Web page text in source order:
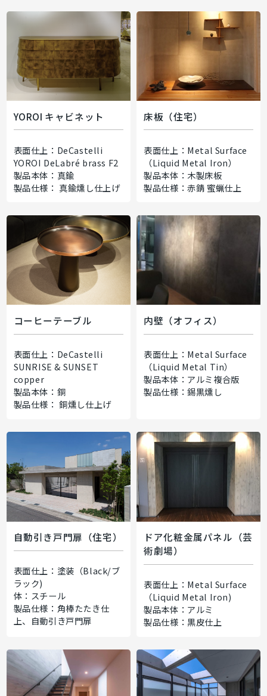
YOROI キャビネット
表面仕上：DeCastelli
YOROI DeLabré brass F2
製品本体：真鍮
製品仕様： 真鍮燻し仕上げ
床板（住宅）
表面仕上：Metal Surface
（Liquid Metal Iron）
製品本体：木製床板
製品仕様：赤錆 蜜蝋仕上
コーヒーテーブル
表面仕上：DeCastelli
SUNRISE & SUNSET
copper
製品本体：銅
製品仕様： 銅燻し仕上げ
内壁（オフィス）
表面仕上：Metal Surface
（Liquid Metal Tin）
製品本体：アルミ複合版
製品仕様：錫黒燻し
自動引き戸門扉（住宅）
表面仕上：塗装（Black/ブ
ラック)
体：スチール
製品仕様：角棒たたき仕
上、自動引き戸門扉
ドア化粧金属パネル（芸
術劇場）
表面仕上：Metal Surface
（Liquid Metal Iron)
製品本体：アルミ
製品仕様：黒皮仕上